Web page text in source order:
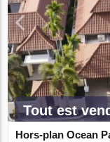
Tout est
Hors-plan Ocean